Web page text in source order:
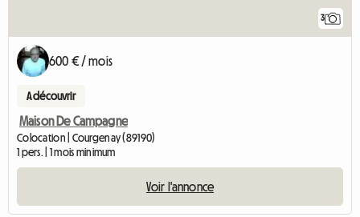
3
600 € / mois
A découvrir
Maison De Campagne
Colocation | Courgenay (89190)
1 pers. | 1 mois minimum
Voir l'annonce